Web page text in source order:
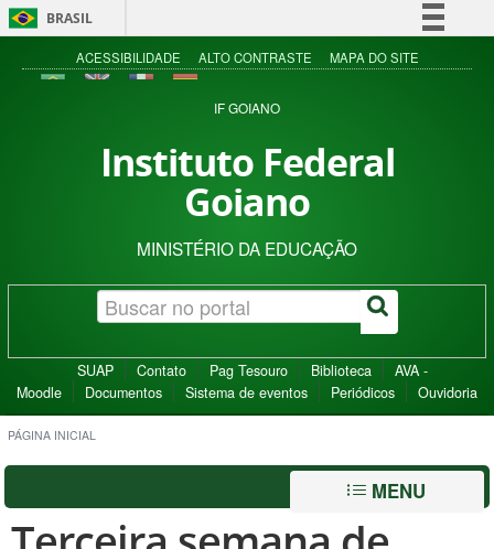
BRASIL
Simplifique!
Acesso à informação
ACESSIBILIDADE ALTO CONTRASTE MAPA DO SITE
IF GOIANO
Instituto Federal
Goiano
MINISTÉRIO DA EDUCAÇÃO
SUAP Contato Pag Tesouro Biblioteca
AVA -
Moodle
Documentos Sistema de eventos Periódicos Ouvidoria
PÁGINA INICIAL
MENU